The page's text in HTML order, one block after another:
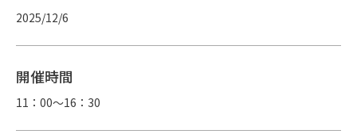
2025/12/6
開催時間
11：00～16：30